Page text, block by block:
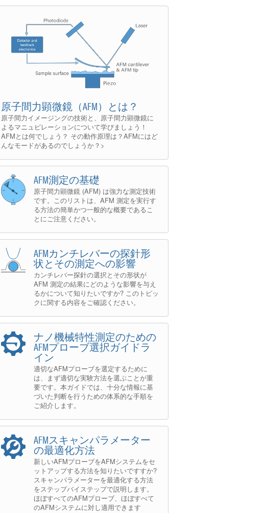
原子間力顕微鏡（AFM）とは？
原子間力イメージングの技術と、原子間力顕微鏡に
よるマニュピレーションについて学びましょう！
AFMとは何でしょう？ その動作原理は？AFMにはど
んなモードがあるのでしょうか？>
AFM測定の基礎
原子間力顕微鏡 (AFM) は強力な測定技術
です。このリストは、AFM 測定を実行す
る方法の簡単かつ一般的な概要であるこ
とにご注意ください。
AFMカンチレバーの探針形
状とその測定への影響
カンチレバー探針の選択とその形状が
AFM 測定の結果にどのような影響を与え
るかについて知りたいですか? このトピッ
クに関する内容をご確認ください。
ナノ機械特性測定のための
AFMプローブ選択ガイドラ
イン
適切なAFMプローブを選定するために
は、まず適切な実験方法を選ぶことが重
要です。本ガイドでは、十分な情報に基
づいた判断を行うための体系的な手順を
ご紹介します。
AFMスキャンパラメーター
の最適化方法
新しいAFMプローブをAFMシステムをセ
ットアップする方法を知りたいですすか?
スキャンパラメーターを最適化する方法
をステップバイステップで説明します。
ほぼすべてのAFMプローブ、ほぼすべて
のAFMシステムに対し適用できます